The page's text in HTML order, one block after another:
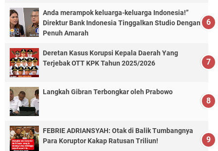
Anda merampok keluarga-keluarga Indonesia!”
Direktur Bank Indonesia Tinggalkan Studio Dengan
Penuh Amarah
Deretan Kasus Korupsi Kepala Daerah Yang
Terjebak OTT KPK Tahun 2025/2026
Langkah Gibran Terbongkar oleh Prabowo
FEBRIE ADRIANSYAH: Otak di Balik Tumbangnya
Para Koruptor Kakap Ratusan Triliun!